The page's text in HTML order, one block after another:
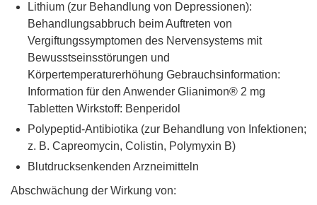
Lithium (zur Behandlung von Depressionen):
Behandlungsabbruch beim Auftreten von
Vergiftungssymptomen des Nervensystems mit
Bewusstseinsstörungen und
Körpertemperaturerhöhung Gebrauchsinformation:
Information für den Anwender Glianimon® 2 mg
Tabletten Wirkstoff: Benperidol
Polypeptid-Antibiotika (zur Behandlung von Infektionen;
z. B. Capreomycin, Colistin, Polymyxin B)
Blutdrucksenkenden Arzneimitteln
Abschwächung der Wirkung von: